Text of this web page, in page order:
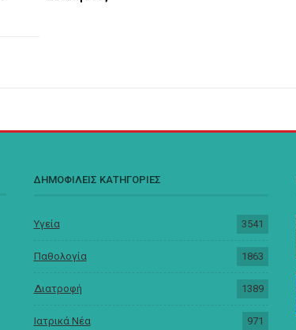
ΔΗΜΟΦΙΛΕΙΣ ΚΑΤΗΓΟΡΙΕΣ
Υγεία 3541
Παθολογία 1863
Διατροφή 1389
Ιατρικά Νέα 971